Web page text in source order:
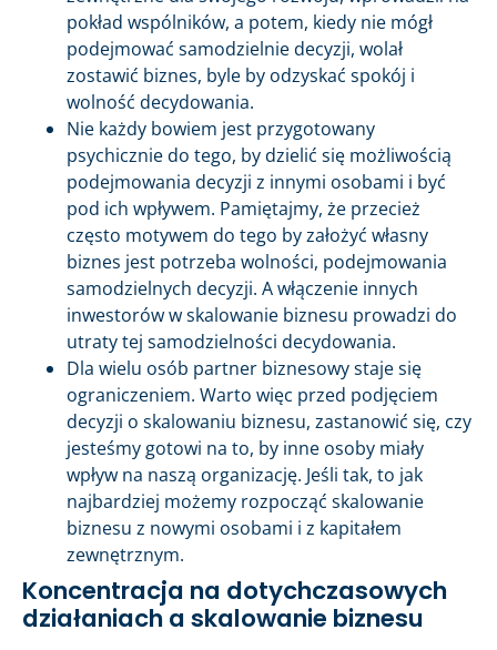
pokład wspólników, a potem, kiedy nie mógł
podejmować samodzielnie decyzji, wolał
zostawić biznes, byle by odzyskać spokój i
wolność decydowania.
Nie każdy bowiem jest przygotowany
psychicznie do tego, by dzielić się możliwością
podejmowania decyzji z innymi osobami i być
pod ich wpływem. Pamiętajmy, że przecież
często motywem do tego by założyć własny
biznes jest potrzeba wolności, podejmowania
samodzielnych decyzji. A włączenie innych
inwestorów w skalowanie biznesu prowadzi do
utraty tej samodzielności decydowania.
Dla wielu osób partner biznesowy staje się
ograniczeniem. Warto więc przed podjęciem
decyzji o skalowaniu biznesu, zastanowić się, czy
jesteśmy gotowi na to, by inne osoby miały
wpływ na naszą organizację. Jeśli tak, to jak
najbardziej możemy rozpocząć skalowanie
biznesu z nowymi osobami i z kapitałem
zewnętrznym.
Koncentracja na dotychczasowych
działaniach a skalowanie biznesu